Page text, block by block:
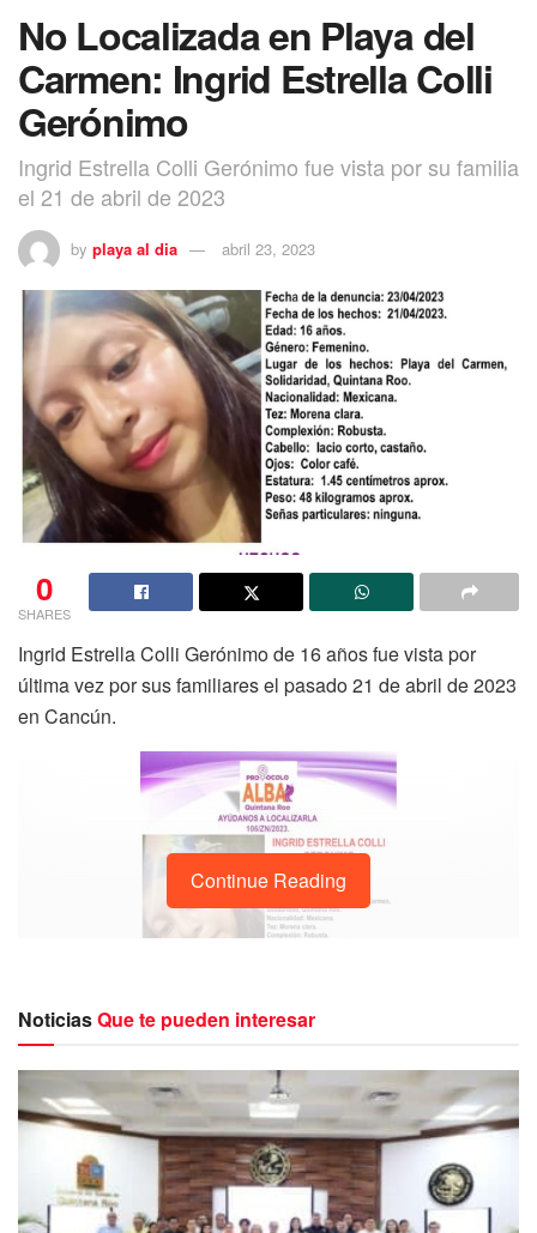
No Localizada en Playa del
Carmen: Ingrid Estrella Colli
Gerónimo
Ingrid Estrella Colli Gerónimo fue vista por su familia
el 21 de abril de 2023
by playa al dia abril 23, 2023
0
SHARES
Ingrid Estrella Colli Gerónimo de 16 años fue vista por
última vez por sus familiares el pasado 21 de abril de 2023
en Cancún.
La menor fue reportada como desaparecida el 23 de abril
de 2023. Hasta el momento se presume como persona no
localizada, de tal forma que se ha activado una ficha de
Continue Reading
NoticiasQue te pueden interesar